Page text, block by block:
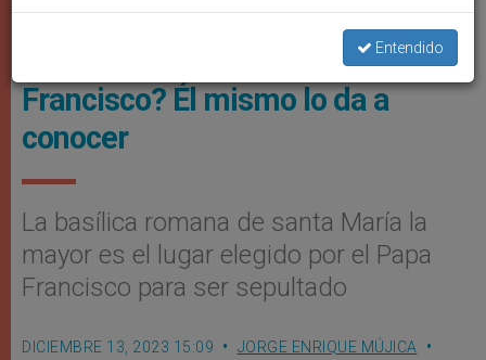
El Papa En Santa María La Mayor, 8 Dic. 2020 (C) Vatican Media
¿Dónde será enterrado Papa
Francisco? Él mismo lo da a
conocer
La basílica romana de santa María la
mayor es el lugar elegido por el Papa
Francisco para ser sepultado
DICIEMBRE 13, 2023 15:09
JORGE ENRIQUE MÚJICA
Entendido